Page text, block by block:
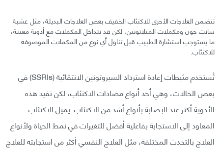
تتضمن العلاجات الأخرى للاكتئاب الخفيف بعض العلاجات البديلة، مثل عشبة
سانت جون ومكملات الميلاتونين، لكن قد تتداخل المكملات مع أدوية معينة،
ما يستوجب استشارة الطبيب قبل تناول أي نوع من المكملات الموصوفة
للاكتئاب.
تُستخدم مثبطات إعادة استرداد السيروتونين الانتقائية (SSRIs) في
بعض الحالات، وهي أحد أنواع مضادات الاكتئاب، لكن تفيد هذه
الأدوية أكثر عند الإصابة بأنواع أشد من الاكتئاب. يميل الاكتئاب
المعاود إلى الاستجابة بفاعلية أفضل للتغيرات في نمط الحياة ولأنواع
العلاج بالتحدث المختلفة، مثل العلاج النفسي أكثر من استجابته للعلاج